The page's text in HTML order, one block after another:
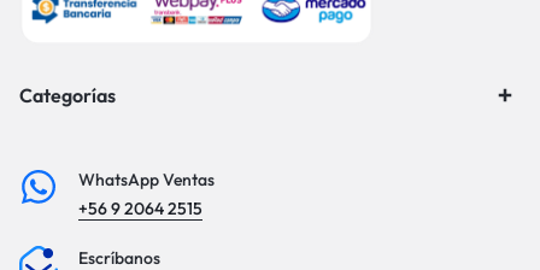
Categorías
WhatsApp Ventas
+56 9 2064 2515
Escríbanos